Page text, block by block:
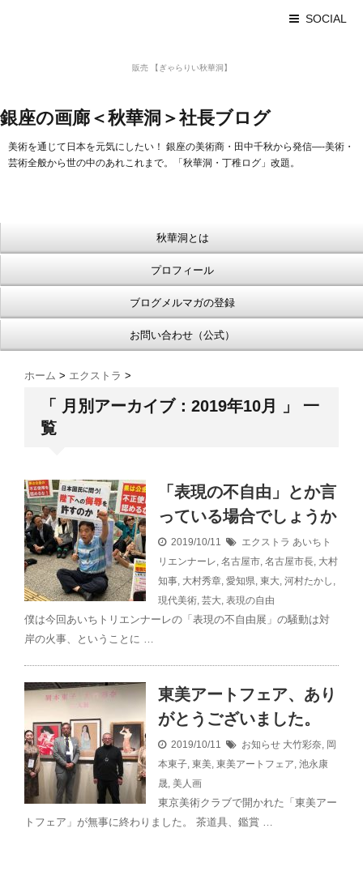
SOCIAL
販売 【ぎゃらりい秋華洞】
銀座の画廊＜秋華洞＞社長ブログ
美術を通じて日本を元気にしたい！ 銀座の美術商・田中千秋から発信—-美術・
芸術全般から世の中のあれこれまで。「秋華洞・丁稚ログ」改題。
秋華洞とは
プロフィール
ブログメルマガの登録
お問い合わせ（公式）
ホーム > エクストラ >
「 月別アーカイブ：2019年10月 」 一
覧
「表現の不自由」とか言
っている場合でしょうか
2019/10/11 エクストラ あいちト
リエンナーレ, 名古屋市, 名古屋市長, 大村
知事, 大村秀章, 愛知県, 東大, 河村たかし ,
現代美術, 芸大, 表現の自由
僕は今回あいちトリエンナーレの「表現の不自由展」の騒動は対
岸の火事、ということに …
東美アートフェア、あり
がとうございました。
2019/10/11 お知らせ 大竹彩奈, 岡
本東子, 東美, 東美アートフェア, 池永康
晟, 美人画
東京美術クラブで開かれた「東美アー
トフェア」が無事に終わりました。 茶道具、鑑賞 …